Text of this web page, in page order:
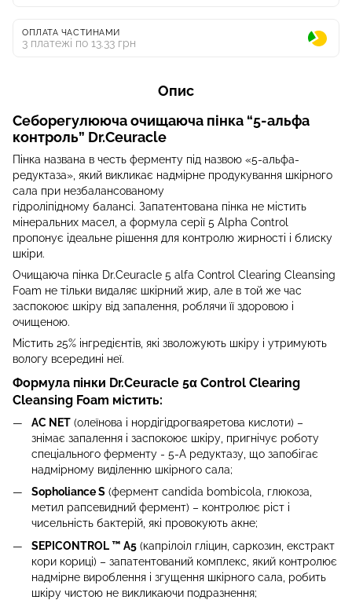
ОПЛАТА ЧАСТИНАМИ
3 платежі по 13.33 грн
Опис
Себорегулююча очищаюча пінка “5-альфа
контроль” Dr.Ceuracle
Пінка названа в честь ферменту під назвою «5-альфа-
редуктаза», який викликає надмірне продукування шкірного
сала при незбалансованому
гідроліпідному балансі. Запатентована пінка не містить
мінеральних масел, а формула серії 5 Alpha Control
пропонує ідеальне рішення для контролю жирності і блиску
шкіри.
Очищаюча пінка Dr.Ceuracle 5 alfa Control Clearing Cleansing
Foam не тільки видаляє шкірний жир, але в той же час
заспокоює шкіру від запалення, роблячи її здоровою і
очищеною.
Містить 25% інгредієнтів, які зволожують шкіру і утримують
вологу всередині неї.
Формула пінки Dr.Ceuracle 5α Control Clearing
Cleansing Foam містить:
AC NET (олеїнова і нордігідрогваяретова кислоти) –
знімає запалення і заспокоює шкіру, пригнічує роботу
спеціального ферменту - 5-А редуктазу, що запобігає
надмірному виділенню шкірного сала;
Sopholiance S (фермент candida bombicola, глюкоза,
метил рапсевидний фермент) – контролює ріст і
чисельність бактерій, які провокують акне;
SEPICONTROL ™ А5 (капрілоіл гліцин, саркозин, екстракт
кори кориці) – запатентований комплекс, який контролює
надмірне вироблення і згущення шкірного сала, робить
шкіру чистою не викликаючи подразнення;